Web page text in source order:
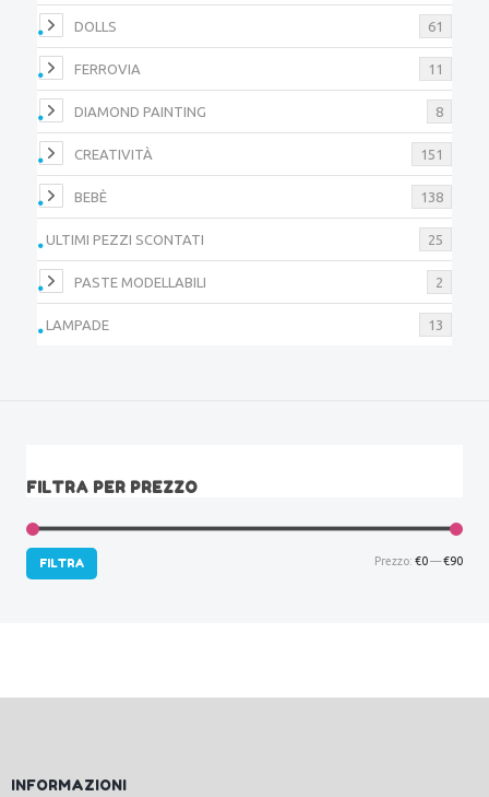
DOLLS 61
FERROVIA 11
DIAMOND PAINTING 8
CREATIVITÀ 151
BEBÈ 138
ULTIMI PEZZI SCONTATI 25
PASTE MODELLABILI 2
LAMPADE 13
FILTRA PER PREZZO
FILTRA Prezzo: €0—€90
INFORMAZIONI